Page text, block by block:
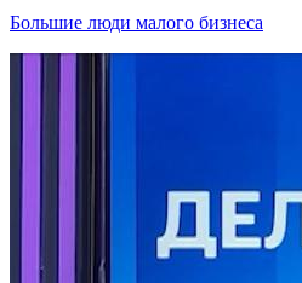
Большие люди малого бизнеса